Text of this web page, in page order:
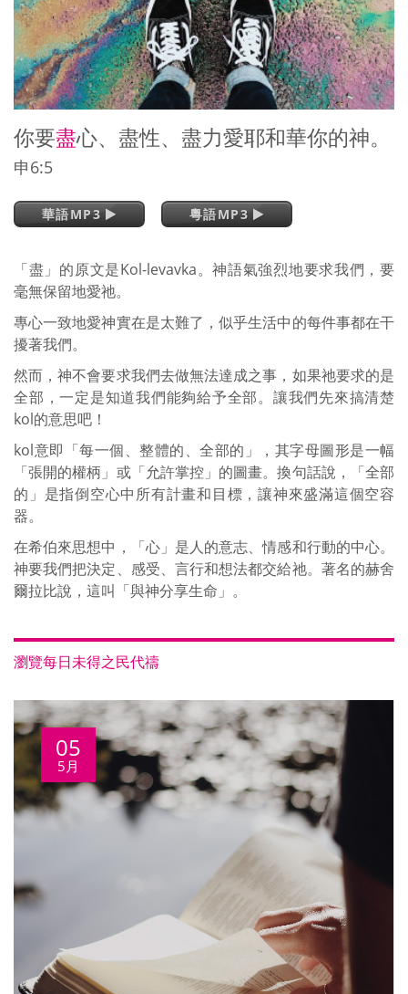
你要盡心、盡性、盡力愛耶和華你的神。
申6:5
華語MP3 粵語MP3
「盡」的原文是Kol-levavka。神語氣強烈地要求我們，要
毫無保留地愛祂。
專心一致地愛神實在是太難了，似乎生活中的每件事都在干
擾著我們。
然而，神不會要求我們去做無法達成之事，如果祂要求的是
全部，一定是知道我們能夠給予全部。讓我們先來搞清楚
kol的意思吧！
kol意即「每一個、整體的、全部的」，其字母圖形是一幅
「張開的權柄」或「允許掌控」的圖畫。換句話說，「全部
的」是指倒空心中所有計畫和目標，讓神來盛滿這個空容
器。
在希伯來思想中，「心」是人的意志、情感和行動的中心。
神要我們把決定、感受、言行和想法都交給祂。著名的赫舍
爾拉比說，這叫「與神分享生命」。
瀏覽每日未得之民代禱
05
5月